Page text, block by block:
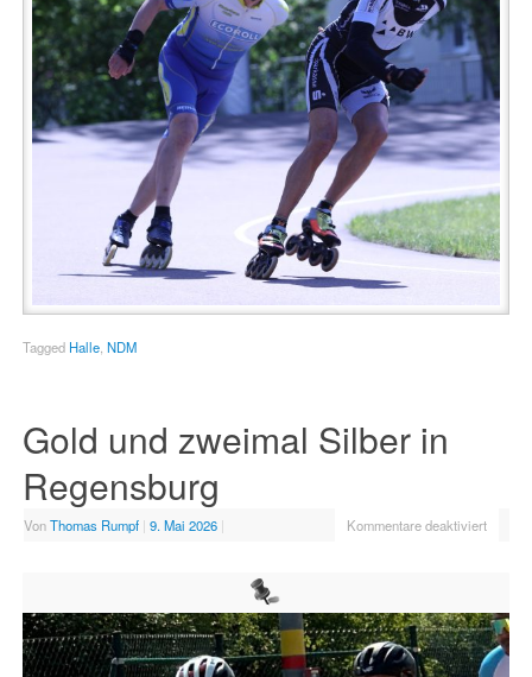
Tagged Halle, NDM
Gold und zweimal Silber in
Regensburg
VonThomas Rumpf | 9. Mai 2026 | Kommentare deaktiviert